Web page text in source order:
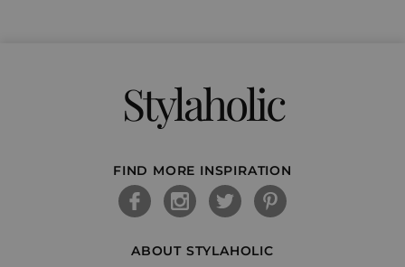
Stylaholic
FIND MORE INSPIRATION
ABOUT STYLAHOLIC